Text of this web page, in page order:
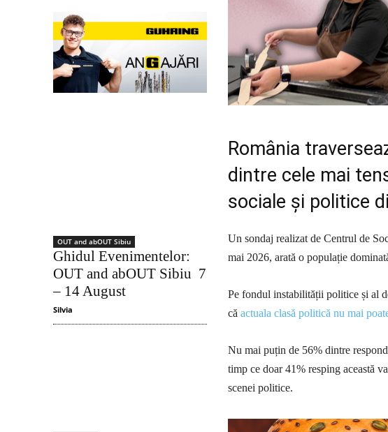
OUT and abOUT Sibiu
Ghidul Evenimentelor:
OUT and abOUT Sibiu 7
– 14 August
Silvia
România
dintre cele mai
sociale și politice
Un sondaj realizat de Centrul de
mai 2026, arată o populație
Pe fondul instabilității politice și al
că actuala clasă politică nu mai
Nu mai puțin de 56% dintre
timp ce doar 41% resping această
scenei politice.